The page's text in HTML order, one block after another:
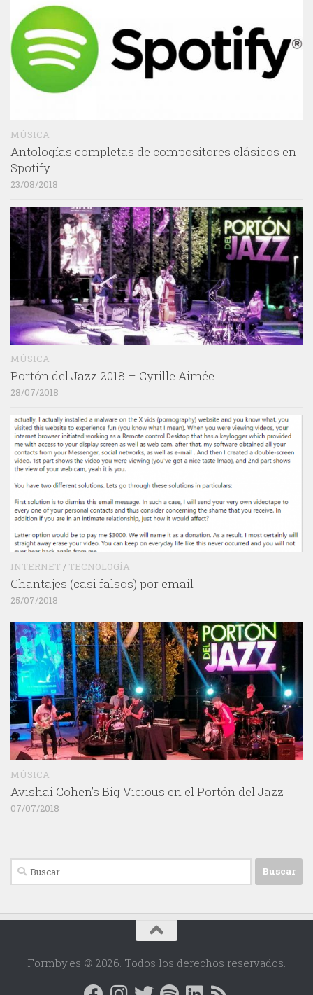
MÚSICA
Antologías completas de compositores clásicos en
Spotify
23/08/2018
MÚSICA
Portón del Jazz 2018 – Cyrille Aimée
28/07/2018
INTERNET / TECNOLOGÍA
Chantajes (casi falsos) por email
25/07/2018
MÚSICA
Avishai Cohen’s Big Vicious en el Portón del Jazz
07/07/2018
Buscar:
Formby.es © 2026. Todos los derechos reservados.